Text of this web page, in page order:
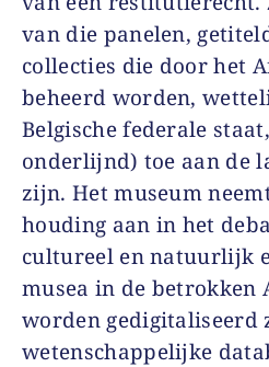
van die panelen,
collecties die door het
beheerd worden,
Belgische federale
onderlijnd) toe aan de
zijn. Het museum
houding aan in het
cultureel en natuurlijk
musea in de betrokken
worden gedigitaliseerd
wetenschappelijke